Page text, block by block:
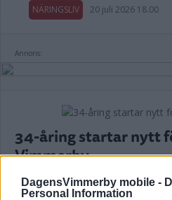
DagensVimmerby mobile -
Personal Information
NÄRINGSLIV 20 juli 2026 18.00
Annons:
34-åring startar nytt
Vimmerby
NÄRINGSLIV 10 juli 2026 06.55